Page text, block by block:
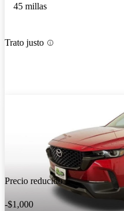
45 millas
Trato justo
Precio reducido
-$1,000